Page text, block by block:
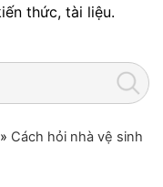
thức, tài liệu.
» Cách hỏi nhà vệ sinh